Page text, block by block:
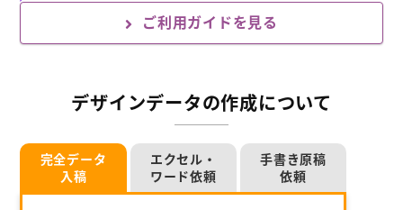
ご利用ガイドを見る
デザインデータの作成について
完全データ
入稿
エクセル・
ワード依頼
手書き原稿
依頼